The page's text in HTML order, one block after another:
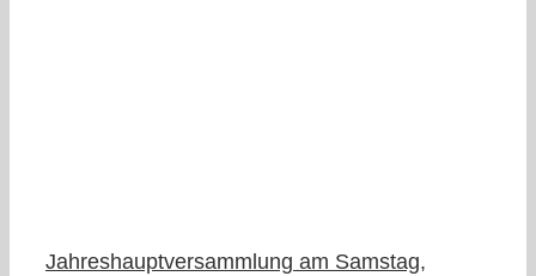
Jahreshauptversammlung am Samstag,